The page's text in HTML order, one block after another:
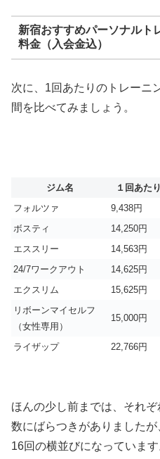
新宿おすすめパーソナルト
料金（入会金込）
次に、1回あたりのトレーニ
間を比べてみましょう。
ジム名 １回あた
フォルツァ
9,438円
ボスティ
14,250円
エススリー
14,563円
24/7ワークアウト
14,625円
エクスリム
15,625円
リボーンマイセルフ
（女性専用）
15,000円
ライザップ 22,766円
ほんの少し前までは、それ
数にばらつきがありました
16回の横並びになっています